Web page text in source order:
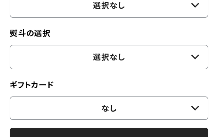
選択なし
熨斗の選択
選択なし
ギフトカード
なし